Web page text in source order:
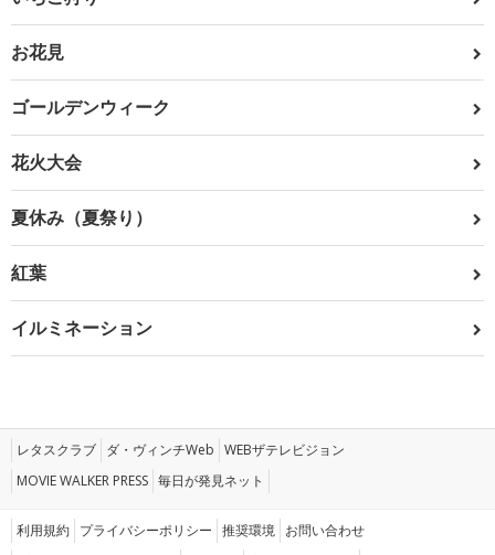
お花見
ゴールデンウィーク
花火大会
夏休み（夏祭り）
紅葉
イルミネーション
レタスクラブ ダ・ヴィンチWeb WEBザテレビジョン
MOVIE WALKER PRESS 毎日が発見ネット
利用規約 プライバシーポリシー 推奨環境 お問い合わせ